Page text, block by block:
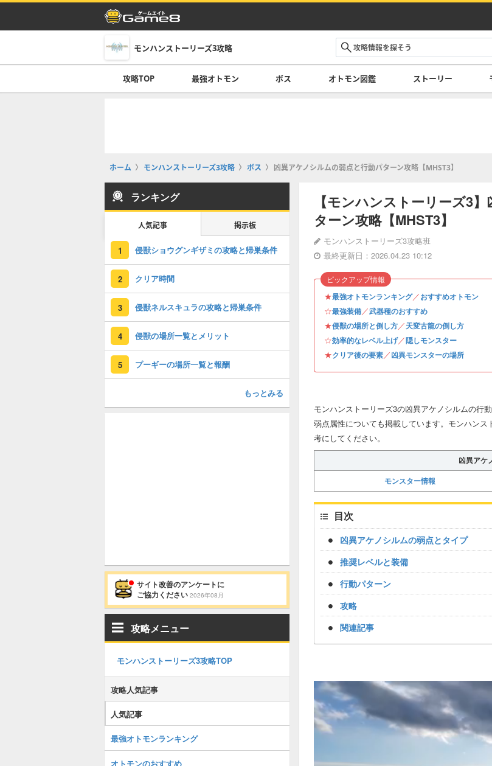
モンハンストーリーズ3攻略
攻略TOP 最強オトモン ボス オトモン図鑑 ストーリー
ホーム モンハンストーリーズ3攻略 ボス 凶異アケノシルムの弱点と行動パターン攻略【MHST3】
【モンハンストーリーズ3
ターン攻略【MHST3】
モンハンストーリーズ3攻略班
最終更新日：2026.04.23 10:12
★最強オトモンランキング／おすすめオトモン
☆最強装備／武器種のおすすめ
★侵獣の場所と倒し方／天変古龍の倒し方
☆効率的なレベル上げ／隠しモンスター
★クリア後の要素／凶異モンスターの場所
ピックアップ情報
モンハンストーリーズ3の凶異アケノシルムの行
弱点属性についても掲載しています。モンハン
考にしてください。
凶異アケ
モンスター情報
目次
凶異アケノシルムの弱点とタイプ
推奨レベルと装備
行動パターン
攻略
関連記事
ランキング
人気記事 掲示板
1 侵獣ショウグンギザミの攻略と帰巣条件
2 クリア時間
3 侵獣ネルスキュラの攻略と帰巣条件
4 侵獣の場所一覧とメリット
5 プーギーの場所一覧と報酬
もっとみる
サイト改善のアンケートに
ご協力ください 2026年08月
攻略メニュー
モンハンストーリーズ3攻略TOP
攻略人気記事
人気記事
最強オトモンランキング
オトモンのおすすめ